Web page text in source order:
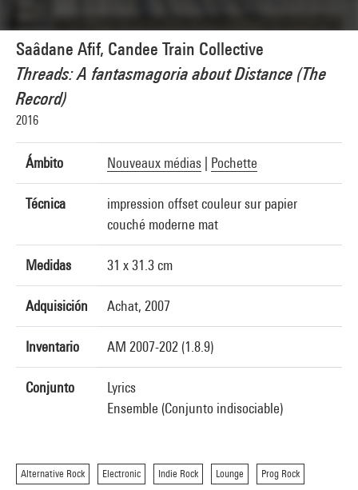
Saâdane Afif, Candee Train Collective
Threads: A fantasmagoria about Distance (The
Record)
2016
Ámbito Nouveaux médias Pochette
Técnica
impression offset couleur sur papier
couché moderne mat
Medidas 31 x 31.3 cm
Adquisición Achat, 2007
Inventario AM 2007-202 (1.8.9)
Conjunto
Lyrics
Ensemble (Conjunto indisociable)
Alternative Rock Electronic Indie Rock Lounge Prog Rock